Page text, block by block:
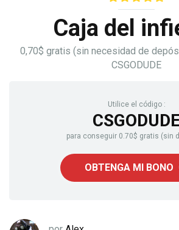
Caja del
0,70$ gratis (sin necesidad de
CSGODUDE
Utilice el código :
para conseguir 0.70$ gratis (sin
OBTENGA MI BONO